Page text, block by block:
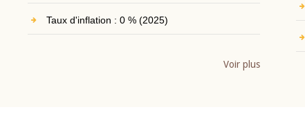
Taux d'inflation : 0 % (2025)
Voir plus